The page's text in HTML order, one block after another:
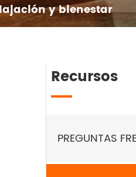
y bienestar
Recursos
PREGUNTAS